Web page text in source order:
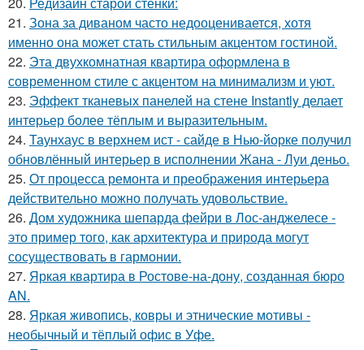
21. Зона за диваном часто недооценивается, хотя
именно она может стать стильным акцентом гостиной.
22. Эта двухкомнатная квартира оформлена в
современном стиле с акцентом на минимализм и уют.
23. Эффект тканевых панелей на стене Instantly делает
интерьер более тёплым и выразительным.
24. Таунхаус в верхнем ист - сайде в Нью-йорке получил
обновлённый интерьер в исполнении Жана - Луи деньо.
25. От процесса ремонта и преображения интерьера
действительно можно получать удовольствие.
26. Дом художника шепарда фейри в Лос-анджелесе -
это пример того, как архитектура и природа могут
сосуществовать в гармонии.
27. Яркая квартира в Ростове-на-дону, созданная бюро
AN.
28. Яркая живопись, ковры и этнические мотивы -
необычный и тёплый офис в Уфе.